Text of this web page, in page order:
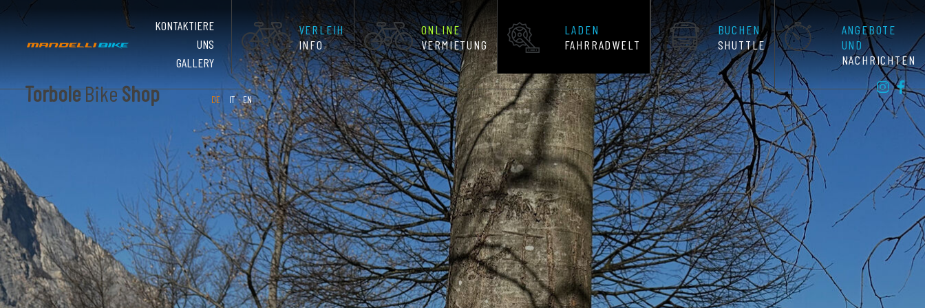
KONTAKTIERE
UNS
GALLERY
VERLEIH
INFO
ONLINE
VERMIETUNG
LADEN
FAHRRADWELT
BUCHEN
SHUTTLE
ANGEBOTE
UND
NACHRICHTEN
TorboleBikeShop DE IT EN